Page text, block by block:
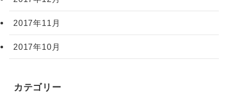
2017年11月
2017年10月
カテゴリー